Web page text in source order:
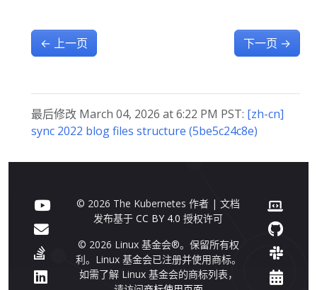
← 上一页 下一页 →
最后修改 March 04, 2026 at 6:22 PM PST: [zh-cn]
sync 2022 blog files structure (5be5c24c8e)
© 2026 The Kubernetes 作者 | 文档
发布基于CC BY 4.0 授权许可
© 2026 Linux 基金会®。保留所有权
利。Linux 基金会已注册并使用商标。
如需了解 Linux 基金会的商标列表，